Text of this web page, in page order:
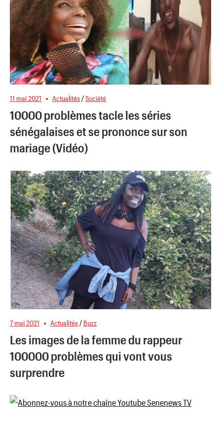
11 mai 2021 Actualités /Société
10000 problèmes tacle les séries
sénégalaises et se prononce sur son
mariage (Vidéo)
7 mai 2021 Actualités / Buzz
Les images de la femme du rappeur
100000 problèmes qui vont vous
surprendre